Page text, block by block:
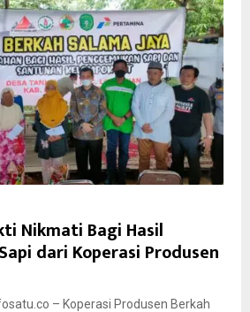
Nikmati Bagi Hasil
dari Koperasi Produsen
– Koperasi Produsen Berkah